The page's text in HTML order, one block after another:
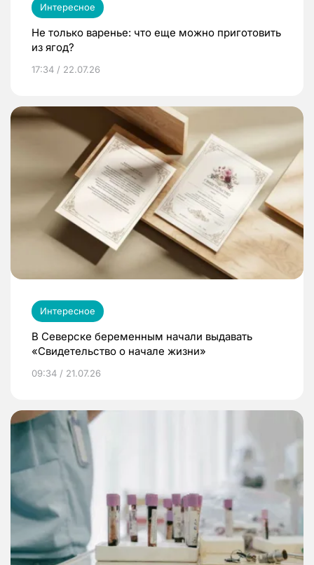
Интересное
Не только варенье: что еще можно приготовить
из ягод?
17:34 / 22.07.26
Интересное
В Северске беременным начали выдавать
«Свидетельство о начале жизни»
09:34 / 21.07.26